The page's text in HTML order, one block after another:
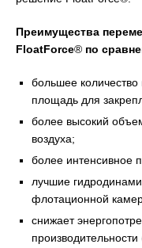
Преимущества
FloatForce® по
большее количество
площадь для
более высокий
воздуха;
более интенсивное
лучшие
флотационной
снижает